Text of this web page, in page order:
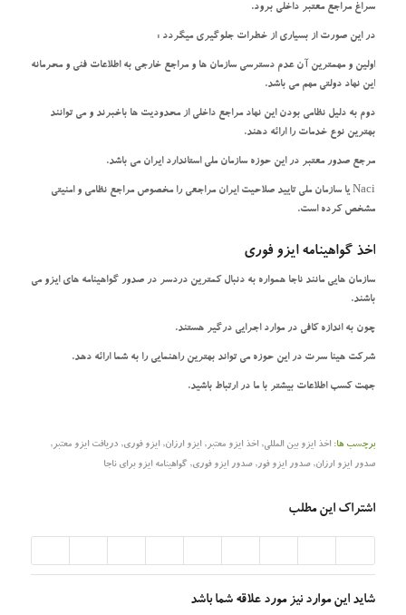
سراغ مراجع معتبر داخلی برود.
در این صورت از بسیاری از خطرات جلوگیری میگردد :
اولین و مهمترین آن عدم دسترسی سازمان ها و مراجع خارجی به اطلاعات فنی و محرمانه
این نهاد دولتی مهم می باشد.
دوم به دلیل نظامی بودن این نهاد مراجع داخلی از محدودیت ها باخبرند و می توانند
بهترین نوع خدمات را ارائه دهند.
مرجع صدور معتبر در این حوزه سازمان ملی استاندارد ایران می باشد.
Naci یا سازمان ملی تایید صلاحیت ایران مراجعی را مخصوص مراجع نظامی و امنیتی
مشخص کرده است.
اخذ گواهینامه ایزو فوری
سازمان هایی مانند ناجا همواره به دنبال کمترین دردسر در صدور گواهینامه های ایزو می
باشند.
چون به اندازه کافی در موارد اجرایی درگیر هستند.
شرکت هینا سرت در این حوزه می تواند بهترین راهنمایی را به شما ارائه دهد.
جهت کسب اطلاعات بیشتر با ما در ارتباط باشید.
برچسب ها: اخذ ایزو بین المللی, اخذ ایزو معتبر, ایزو ارزان, ایزو فوری, دریافت ایزو معتبر,
صدور ایزو ارزان,صدور ایزو فور,صدور ایزو فوری, گواهینامه ایزو برای ناجا
اشتراک این مطلب
شاید این موارد نیز مورد علاقه شما باشد